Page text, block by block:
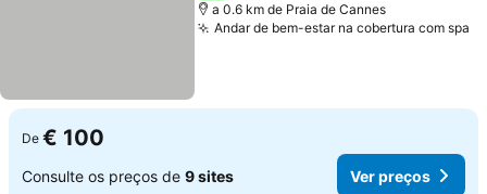
a 0.6 km de Praia de Cannes
Andar de bem-estar na cobertura com spa
De € 100
Consulte os preços de 9 sites Ver preços